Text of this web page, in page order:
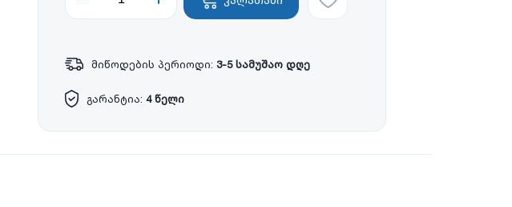
მიწოდების პერიოდი: 3-5 სამუშაო დღე
გარანტია: 4 წელი